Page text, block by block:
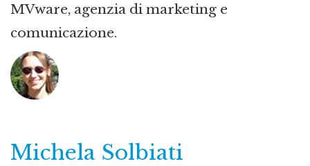
MVware, agenzia di marketing e
comunicazione.
Michela Solbiati